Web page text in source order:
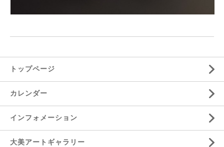
トップページ
カレンダー
インフォメーション
大美アートギャラリー